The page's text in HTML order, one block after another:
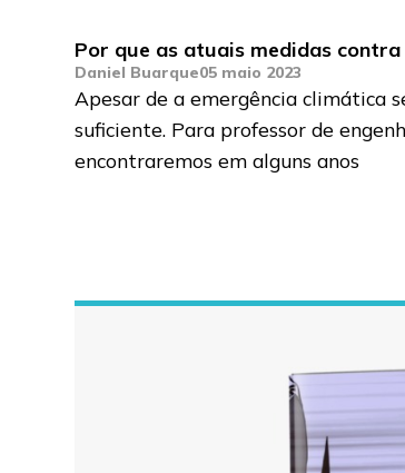
Por que as atuais medidas
Daniel Buarque05 maio 2023
Apesar de a emergência climática
suficiente. Para professor de
encontraremos em alguns anos